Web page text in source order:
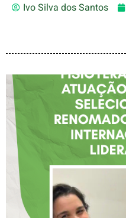
Ivo Silva dos Santos
ATUAÇÃO